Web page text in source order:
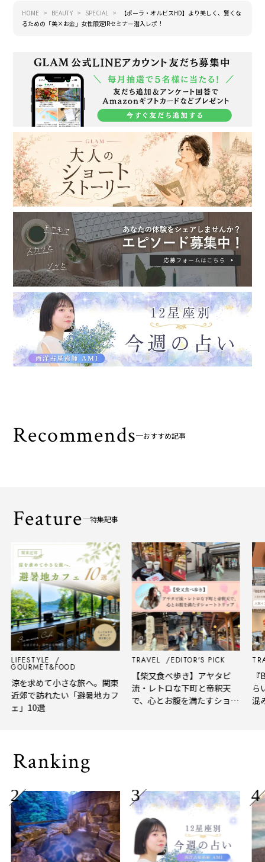
HOME BEAUTY SPECIAL
【ポーラ・オルビスHD】より美しく、賢くな
るための「美×お金」女性限定IRセミナー潜入レポ！
Recommends おすすめ記事
Feature 特集記事
LIFESTYLE
GOURMET&FOOD
涼を求めて小さな旅へ。関東
近郊で訪れたい「避暑地カフ
ェ」10選
TRAVEL EDITOR'S PICK
【柴又食べ歩き】アヤタビ
流・レトロな下町と帝釈天
で、心とお腹を満たすショー
『
ら
混
Ranking